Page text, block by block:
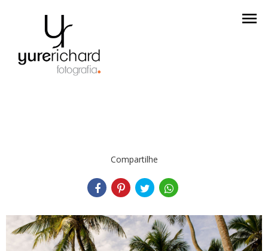
menu
Compartilhe